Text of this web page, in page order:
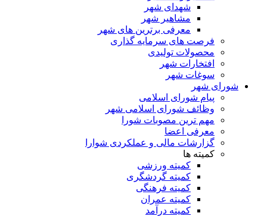
شهدای شهر
مشاهیر شهر
معرفی برترین های شهر
فرصت های سرمایه گذاری
محصولات تولیدی
افتخارات شهر
سوغات شهر
شورای شهر
پیام شورای اسلامی
وظائف شورای اسلامی شهر
مهم ترین مصوبات شورا
معرفی اعضا
گزارشات مالی و عملکردی شوارا
کمیته ها
کمیته ورزشی
کمیته گردشگری
کمیته فرهنگی
کمیته عمران
کمیته درآمد